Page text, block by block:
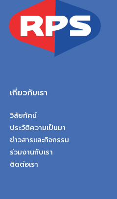
เกี่ยวกับเรา
วิสัยทัศน์
ประวัติความเป็นมา
ข่าวสารและกิจกรรม
ร่วมงานกับเรา
ติดต่อเรา